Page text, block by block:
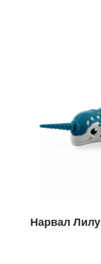
Нарвал Лилу